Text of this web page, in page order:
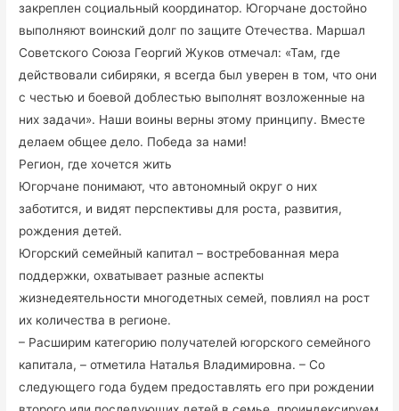
закреплен социальный координатор. Югорчане достойно
выполняют воинский долг по защите Отечества. Маршал
Советского Союза Георгий Жуков отмечал: «Там, где
действовали сибиряки, я всегда был уверен в том, что они
с честью и боевой доблестью выполнят возложенные на
них задачи». Наши воины верны этому принципу. Вместе
делаем общее дело. Победа за нами!
Регион, где хочется жить
Югорчане понимают, что автономный округ о них
заботится, и видят перспективы для роста, развития,
рождения детей.
Югорский семейный капитал – востребованная мера
поддержки, охватывает разные аспекты
жизнедеятельности многодетных семей, повлиял на рост
их количества в регионе.
– Расширим категорию получателей югорского семейного
капитала, – отметила Наталья Владимировна. – Со
следующего года будем предоставлять его при рождении